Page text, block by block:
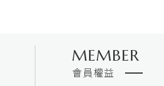
MEMBER
會員權益